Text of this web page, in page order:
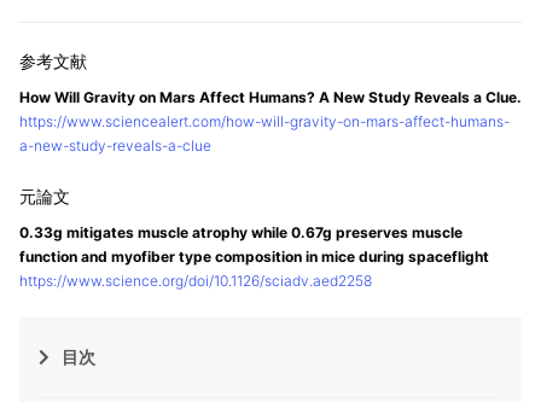
How Will Gravity on Mars Affect Humans? A New Study Reveals a Clue.
https://www.sciencealert.com/how-will-gravity-on-mars-affect-humans-
a-new-study-reveals-a-clue
0.33g mitigates muscle atrophy while 0.67g preserves muscle
function and myofiber type composition in mice during spaceflight
https://www.science.org/doi/10.1126/sciadv.aed2258
目次